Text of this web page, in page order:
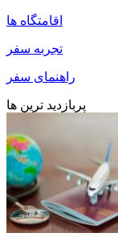
اقامتگاه ها
تجربه سفر
راهنمای سفر
پربازدید ترین ها